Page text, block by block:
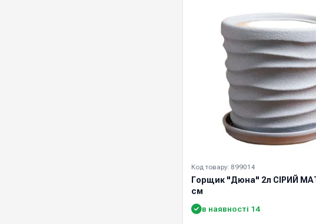
Код товару: 899014
Горщик "Дюна" 2л СІРИЙ
см
в наявності 14